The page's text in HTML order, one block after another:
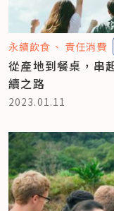
永續飲食 責任消費
從產地到餐桌，串
續之路
2023.01.11